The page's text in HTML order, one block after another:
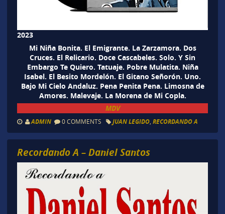
2023
Mi Niña Bonita. El Emigrante. La Zarzamora. Dos
Cruces. El Relicario. Doce Cascabeles. Solo. Y Sin
Embargo Te Quiero. Tatuaje. Pobre Mulatita. Niña
Isabel. El Besito Mordelón. El Gitano Señorón. Uno.
Bajo Mi Cielo Andaluz. Pena Penita Pena. Limosna de
Amores. Malevaje. La Morena de Mi Copla.
MDV
ADMIN 0 COMMENTS JUAN LEGIDO, RECORDANDO A
Recordando A – Daniel Santos